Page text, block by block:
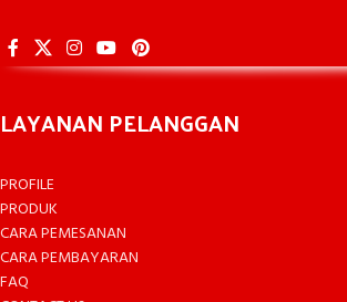
LAYANAN PELANGGAN
PROFILE
PRODUK
CARA PEMESANAN
CARA PEMBAYARAN
FAQ